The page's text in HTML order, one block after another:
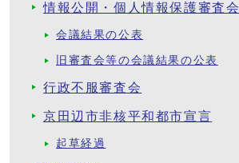
情報公開・個人情報保護審査会
会議結果の公表
旧審査会等の会議結果の公表
行政不服審査会
京田辺市非核平和都市宣言
起草経過